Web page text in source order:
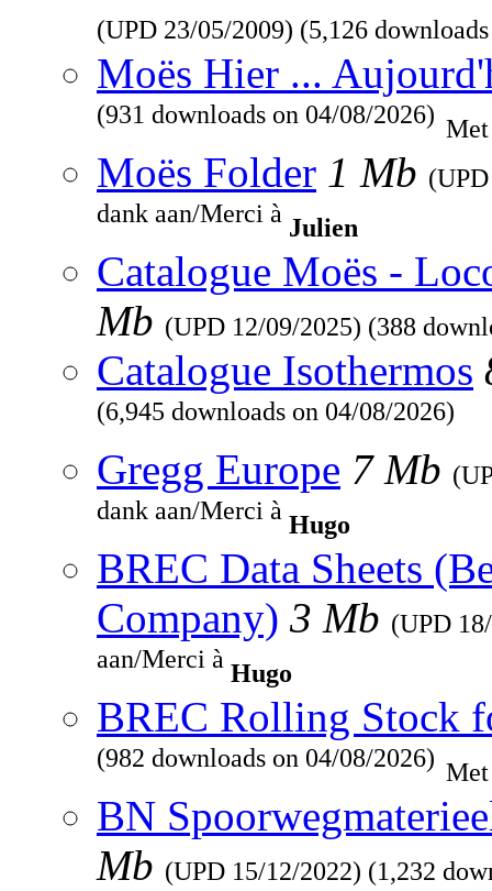
(UPD 23/05/2009) (5,126
Moës Hier ...
(931 downloads on 04/08/2026)
Moës Folder 1 Mb
dank aan/Merci à Julien
Catalogue Moës -
Mb (UPD 12/09/2025) (388
Catalogue Isothermos
(6,945 downloads on 04/08/2026)
Gregg Europe 7 Mb
dank aan/Merci à Hugo
BREC Data Sheets
Company) 3 Mb (UPD
aan/Merci à Hugo
BREC Rolling Stock
(982 downloads on 04/08/2026)
BN
Mb (UPD 15/12/2022) (1,232